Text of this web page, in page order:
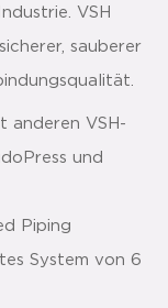
VSH
sauberer
anderen VSH-
und
Piping
System von 6